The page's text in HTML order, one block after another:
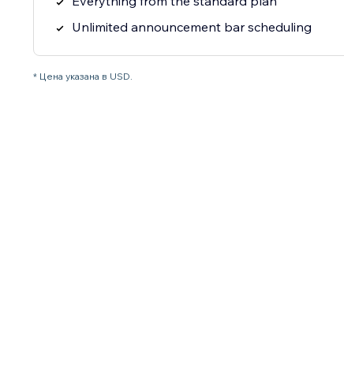
Unlimited announcement bar scheduling
* Цена указана в USD.